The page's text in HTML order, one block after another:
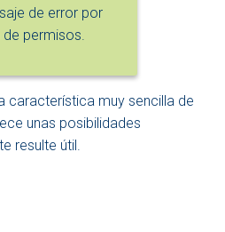
de error por
permisos.
característica muy sencilla de
unas posibilidades
resulte útil.